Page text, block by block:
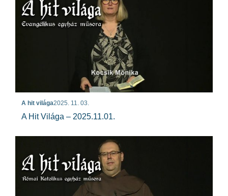
A hit világa2025. 11. 03.
A Hit Világa – 2025.11.01.